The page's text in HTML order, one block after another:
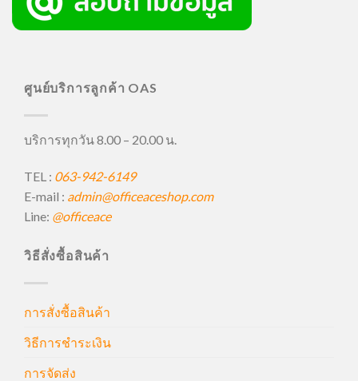
ศูนย์บริการลูกค้า OAS
บริการทุกวัน 8.00 – 20.00 น.
TEL : 063-942-6149
E-mail : admin@officeaceshop.com
Line: @officeace
วิธีสั่งซื้อสินค้า
การสั่งซื้อสินค้า
วิธีการชำระเงิน
การจัดส่ง